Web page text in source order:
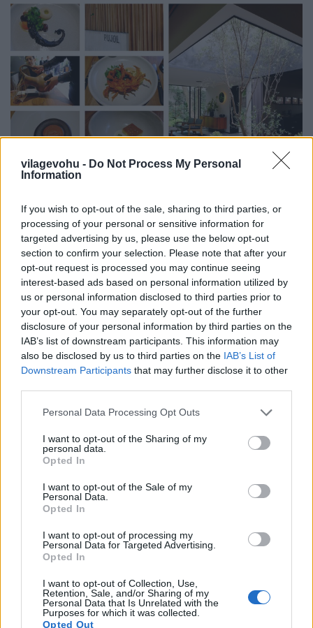
vilagevohu - Do Not Process My Personal
Information
If you wish to opt-out of the sale, sharing to third parties, or
processing of your personal or sensitive information for
targeted advertising by us, please use the below opt-out
section to confirm your selection. Please note that after your
opt-out request is processed you may continue seeing
interest-based ads based on personal information utilized by
us or personal information disclosed to third parties prior to
your opt-out. You may separately opt-out of the further
disclosure of your personal information by third parties on the
IAB’s list of downstream participants. This information may
also be disclosed by us to third parties on the IAB’s List of
Downstream Participants that may further disclose it to other
Please note that this website/app uses one or more Google
not limited to your visit or usage behaviour. You may click to
grant or deny consent to Google and its third-party tags to
use your data for below specified purposes in below Google
consent section.
Personal Data Processing Opt Outs
I want to opt-out of the Sharing of my
personal data.
Opted In
I want to opt-out of the Sale of my
Personal Data.
Opted In
I want to opt-out of processing my
Personal Data for Targeted Advertising.
Opted In
I want to opt-out of Collection, Use,
Retention, Sale, and/or Sharing of my
Personal Data that Is Unrelated with the
Purposes for which it was collected.
Opted Out
A legmenőbb mexikói séf, aki egyben
a világ 20. legjobbja is
világevő•2017. július 18.
A legmagasabban jegyzett mexikói séf, Enrique
Olvera luxusétterme, a Pujol. Megmutatom, milyen!
Mexikó legfinomabb része - street
foodtól a fine diningig
világevő•2017. május 26.